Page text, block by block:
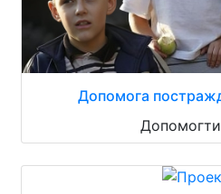
Допомога